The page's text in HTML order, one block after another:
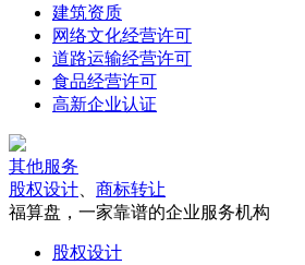
建筑资质
网络文化经营许可
道路运输经营许可
食品经营许可
高新企业认证
其他服务
股权设计
商标转让
福算盘，一家靠谱的企业服务机构
股权设计